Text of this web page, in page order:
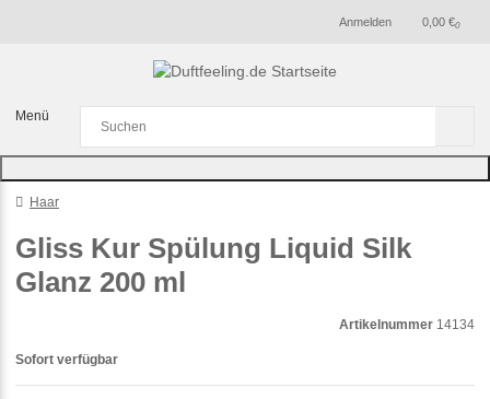
Anmelden 0
0,00 €
Menü
Haar
Gliss Kur Spülung Liquid Silk
Glanz 200 ml
Artikelnummer 14134
Sofort verfügbar